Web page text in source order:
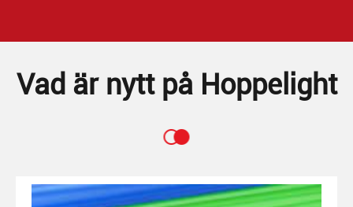
Vad är nytt på Hoppelight